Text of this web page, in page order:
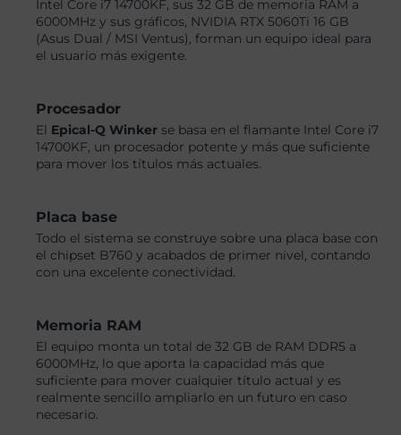
Intel Core i7 14700KF, sus 32 GB de memoria RAM a
6000MHz y sus gráficos, NVIDIA RTX 5060Ti 16 GB
(Asus Dual / MSI Ventus), forman un equipo ideal para
el usuario más exigente.
Procesador
El Epical-Q Winker se basa en el flamante Intel Core i7
14700KF, un procesador potente y más que suficiente
para mover los títulos más actuales.
Placa base
Todo el sistema se construye sobre una placa base con
el chipset B760 y acabados de primer nivel, contando
con una excelente conectividad.
Memoria RAM
El equipo monta un total de 32 GB de RAM DDR5 a
6000MHz, lo que aporta la capacidad más que
suficiente para mover cualquier título actual y es
realmente sencillo ampliarlo en un futuro en caso
necesario.